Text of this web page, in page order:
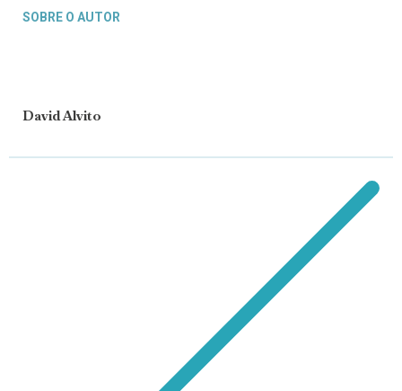
SOBRE O AUTOR
David Alvito